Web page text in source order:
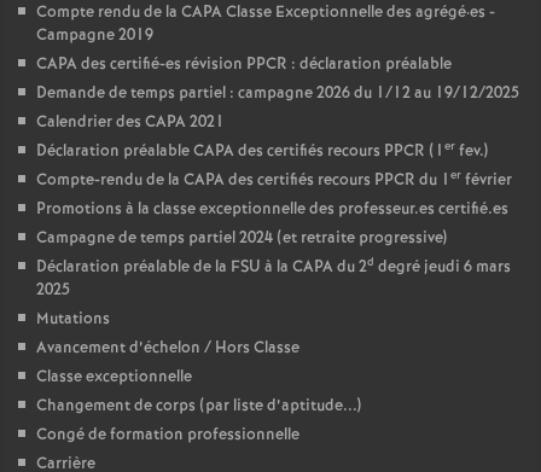
Compte rendu de la CAPA Classe Exceptionnelle des agrégé·es -
Campagne 2019
CAPA des certifié-es révision PPCR : déclaration préalable
Demande de temps partiel : campagne 2026 du 1/12 au 19/12/2025
Calendrier des CAPA 2021
Déclaration préalable CAPA des certifiés recours PPCR (1 er fev.)
Compte-rendu de la CAPA des certifiés recours PPCR du 1 er février
Promotions à la classe exceptionnelle des professeur.es certifié.es
Campagne de temps partiel 2024 (et retraite progressive)
Déclaration préalable de la FSU à la CAPA du 2d degré jeudi 6 mars
2025
Mutations
Avancement d’échelon / Hors Classe
Classe exceptionnelle
Changement de corps (par liste d’aptitude...)
Congé de formation professionnelle
Carrière